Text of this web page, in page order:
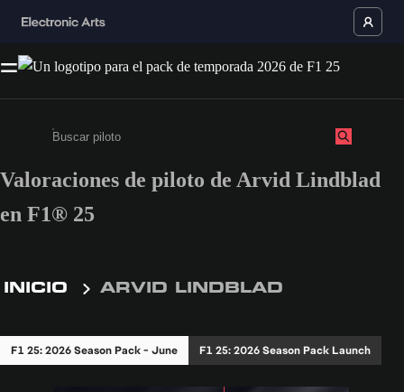
Escribe un mínimo de 3 caracteres o números.
Valoraciones de piloto de Arvid Lindblad
en F1® 25
INICIO ARVID LINDBLAD
F1 25: 2026 Season Pack - June F1 25: 2026 Season Pack Launch